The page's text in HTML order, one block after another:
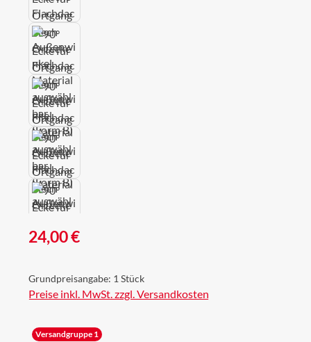
Regulärer Preis:
24,00 €
Grundpreisangabe: 1 Stück
Preise inkl. MwSt. zzgl. Versandkosten
Versandgruppe 1